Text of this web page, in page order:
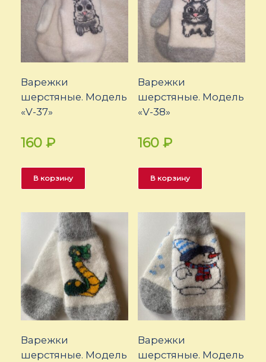
Варежки
шерстяные. Модель
«V-37»
160 ₽
В корзину
Варежки
шерстяные. Модель
«V-38»
160 ₽
В корзину
Варежки
шерстяные. Модель
Варежки
шерстяные. Модель